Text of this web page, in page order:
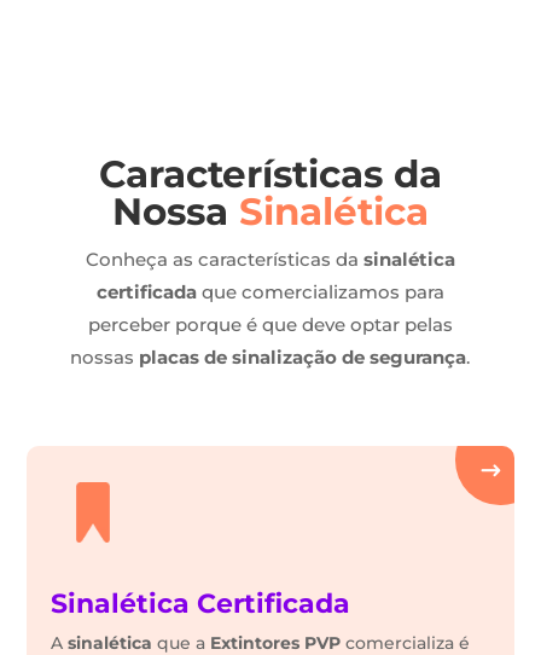
Características da
Nossa Sinalética
Conheça as características da sinalética
certificadaque comercializamos para
perceber porque é que deve optar pelas
nossas placas de sinalização de segurança.
Sinalética Certificada
Asinalética que a Extintores PVP comercializa é